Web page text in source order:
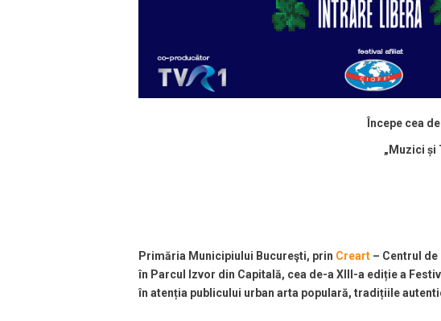
Începe cea
„Muzici și
Primăria Municipiului Bucureşti, prin Creart – Centrul
în Parcul Izvor din Capitală, cea de-a XIII-a ediție a
în atenția publicului urban arta populară, tradițiile